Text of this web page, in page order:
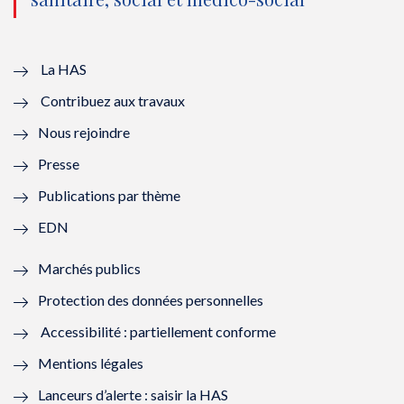
u
l
l
f
n
ê
t
r
o
e
e
n
ê
u
ê
t
o
ê
La HAS
Contribuez aux travaux
Nous rejoindre
Presse
Publications par thème
EDN
Marchés publics
Protection des données personnelles
Accessibilité : partiellement conforme
Mentions légales
Lanceurs d’alerte : saisir la HAS